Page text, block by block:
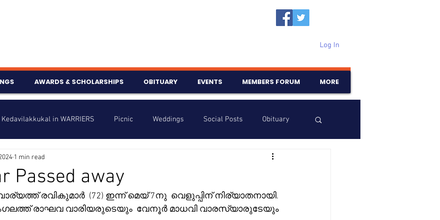
Log In
AWARDS & SCHOLARSHIPS OBITUARY EVENTS MEMBERS FORUM MORE
Kedavilakkukal in WARRIERS Picnic Weddings Social Posts Obituary
Info Birthdays
Passed away
1 min read
രവികുമാർ  (72) ഇന്ന് മെയ് 7നു  വെളുപ്പിന് നിര്യാതനായി.
രാഘവ വാരിയരുടെയും  വേനൂർ മാധവി വാരസ്യാരുടേയും